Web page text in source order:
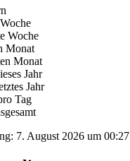
Woche
Monat
Monat
Jahr
Jahr
Tag
7. August 2026 um 00:27